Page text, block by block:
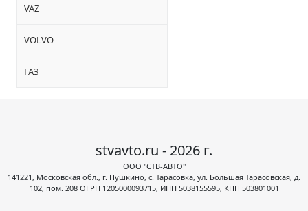
VAZ
VOLVO
ГАЗ
stvavto.ru - 2026 г.
ООО "СТВ-АВТО"
141221, Московская обл., г. Пушкино, с. Тарасовка, ул. Большая Тарасовская, д.
102, пом. 208 ОГРН 1205000093715, ИНН 5038155595, КПП 503801001